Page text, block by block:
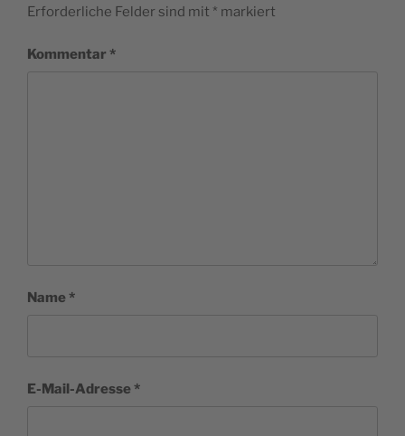
Erforderliche Felder sind mit * markiert
Kommentar *
Name*
E-Mail-Adresse*